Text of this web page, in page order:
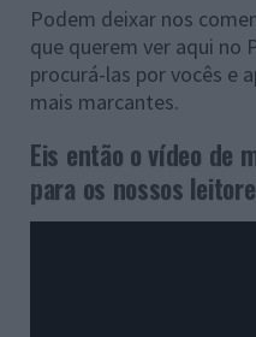
Podem deixar nos
que querem ver aqui no
procurá-las por vocês e
mais marcantes.
Eis então o vídeo de
para os nossos